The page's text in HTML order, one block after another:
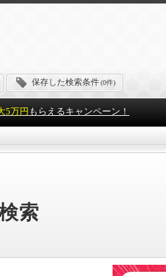
保存した検索条件(0件)
5万円 もらえるキャンペーン！
索